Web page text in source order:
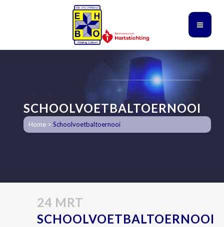
SCHOOLVOETBALTOERNOOI
Home> Schoolvoetbaltoernooi
24 MRT
SCHOOLVOETBALTOERNOOI